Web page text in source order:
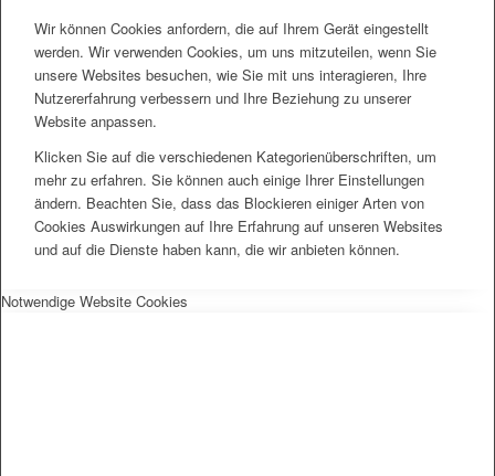
Wir können Cookies anfordern, die auf Ihrem Gerät eingestellt
werden. Wir verwenden Cookies, um uns mitzuteilen, wenn Sie
unsere Websites besuchen, wie Sie mit uns interagieren, Ihre
Nutzererfahrung verbessern und Ihre Beziehung zu unserer
Website anpassen.
Klicken Sie auf die verschiedenen Kategorienüberschriften, um
mehr zu erfahren. Sie können auch einige Ihrer Einstellungen
ändern. Beachten Sie, dass das Blockieren einiger Arten von
Cookies Auswirkungen auf Ihre Erfahrung auf unseren Websites
und auf die Dienste haben kann, die wir anbieten können.
Notwendige Website Cookies